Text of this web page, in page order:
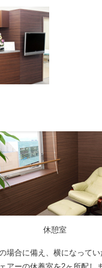
休憩室
場合に備え、横になってい